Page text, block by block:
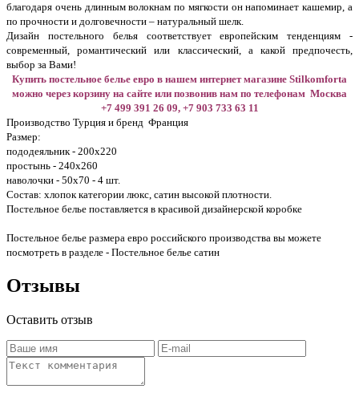
благодаря очень длинным волокнам по мягкости он напоминает кашемир, а
по прочности и долговечности – натуральный шелк.
Дизайн постельного белья соответствует европейским тенденциям -
современный, романтический или классический, а какой предпочесть,
выбор за Вами!
Купить постельное белье евро в нашем интернет магазине Stilkomforta
можно через корзину на сайте или позвонив нам по телефонам Москва
+7 499 391 26 09, +7 903 733 63 11
Производство Турция и бренд Франция
Размер:
пододеяльник - 200х220
простынь - 240х260
наволочки - 50х70 - 4 шт.
Состав: хлопок категории люкс, сатин высокой плотности.
Постельное белье поставляется в красивой дизайнерской коробке
Постельное белье размера евро российского производства вы можете
посмотреть в разделе - Постельное белье сатин
Отзывы
Оставить отзыв